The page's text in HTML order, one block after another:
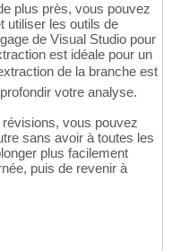
plus près, vous pouvez
utiliser les outils de
de Visual Studio pour
est idéale pour un
de la branche est
votre analyse.
vous pouvez
sans avoir à toutes les
plus facilement
puis de revenir à